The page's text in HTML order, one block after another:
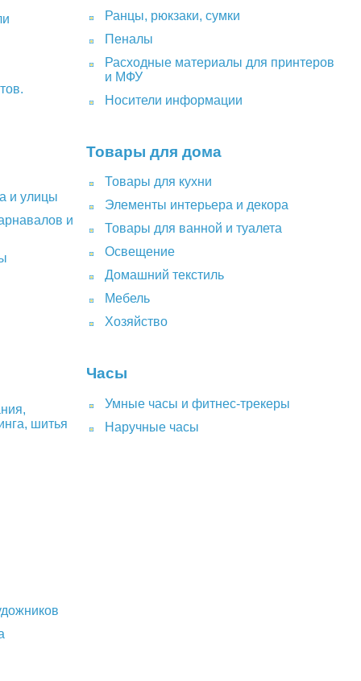
и улицы
и
шитья
Ранцы, рюкзаки, сумки
Пеналы
Расходные материалы для принтеров
и МФУ
Носители информации
Товары для дома
Товары для кухни
Элементы интерьера и декора
Товары для ванной и туалета
Освещение
Домашний текстиль
Мебель
Хозяйство
Часы
Умные часы и фитнес-трекеры
Наручные часы